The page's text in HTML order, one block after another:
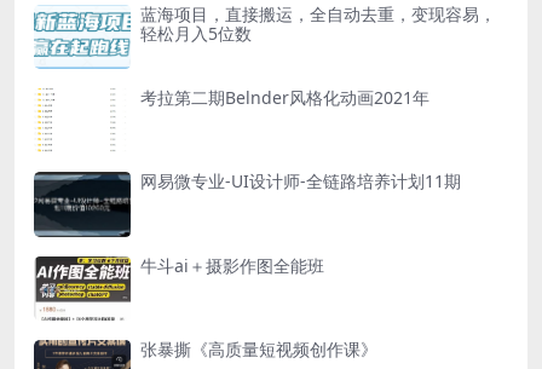
蓝海项目，直接搬运，全自动去重，变现容易，
轻松月入5位数
考拉第二期Belnder风格化动画2021年
网易微专业-UI设计师-全链路培养计划11期
牛斗ai＋摄影作图全能班
张暴撕《高质量短视频创作课》